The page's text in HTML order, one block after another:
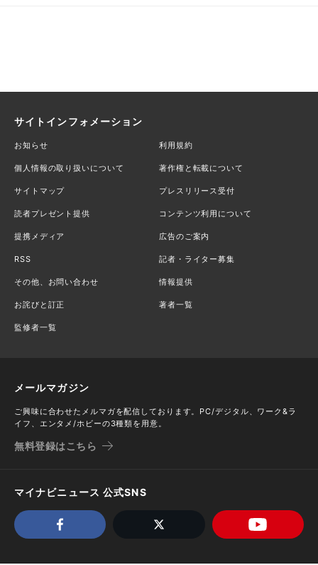
サイトインフォメーション
お知らせ 利用規約
個人情報の取り扱いについて 著作権と転載について
サイトマップ プレスリリース受付
読者プレゼント提供 コンテンツ利用について
提携メディア 広告のご案内
RSS 記者・ライター募集
その他、お問い合わせ 情報提供
お詫びと訂正 著者一覧
監修者一覧
メールマガジン
ご興味に合わせたメルマガを配信しております。PC/デジタル、ワーク&ラ
イフ、エンタメ/ホビーの3種類を用意。
無料登録はこちら
マイナビニュース 公式SNS